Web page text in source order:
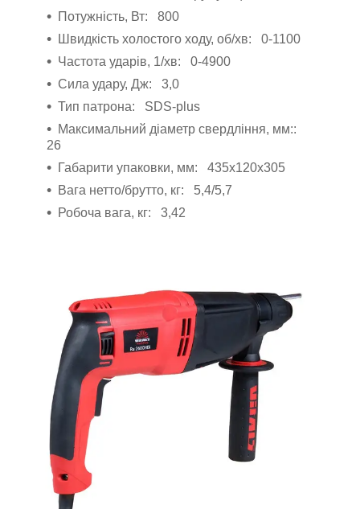
Потужність, Вт: 800
Швидкість холостого ходу, об/хв: 0-1100
Частота ударів, 1/хв: 0-4900
Сила удару, Дж: 3,0
Тип патрона: SDS-plus
Максимальний діаметр свердління, мм::
26
Габарити упаковки, мм: 435x120x305
Вага нетто/брутто, кг: 5,4/5,7
Робоча вага, кг: 3,42